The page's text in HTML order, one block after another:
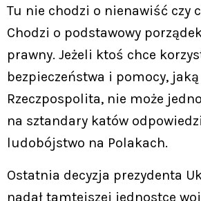
Tu nie chodzi o nienawiść czy
Chodzi o podstawowy
prawny. Jeżeli ktoś chce
bezpieczeństwa i pomocy,
Rzeczpospolita, nie może
na sztandary katów
ludobójstwo na Polakach.
Ostatnia decyzja prezydenta
nadał tamtejszej jednostce